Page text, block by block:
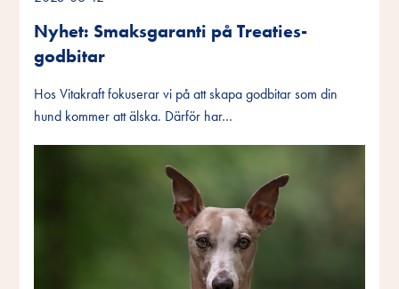
Nyhet: Smaksgaranti på Treaties-
godbitar
Hos Vitakraft fokuserar vi på att skapa godbitar som din
hund kommer att älska. Därför har…